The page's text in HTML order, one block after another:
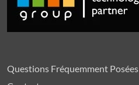
Questions Fréquemment Posées